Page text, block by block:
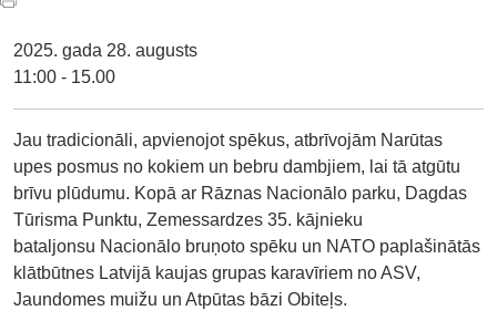
2025. gada 28. augusts
11:00 - 15.00
Jau tradicionāli, apvienojot spēkus, atbrīvojām Narūtas
upes posmus no kokiem un bebru dambjiem, lai tā atgūtu
brīvu plūdumu. Kopā ar Rāznas Nacionālo parku, Dagdas
Tūrisma Punktu, Zemessardzes 35. kājnieku
bataljonsu Nacionālo bruņoto spēku un NATO paplašinātās
klātbūtnes Latvijā kaujas grupas karavīriem no ASV,
Jaundomes muižu un Atpūtas bāzi Obiteļs.